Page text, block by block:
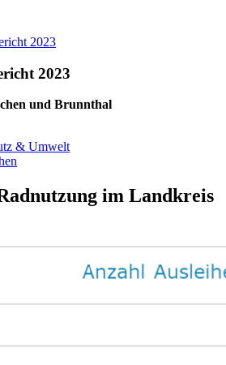
2023
2023
und Brunnthal
& Umwelt
im Landkreis